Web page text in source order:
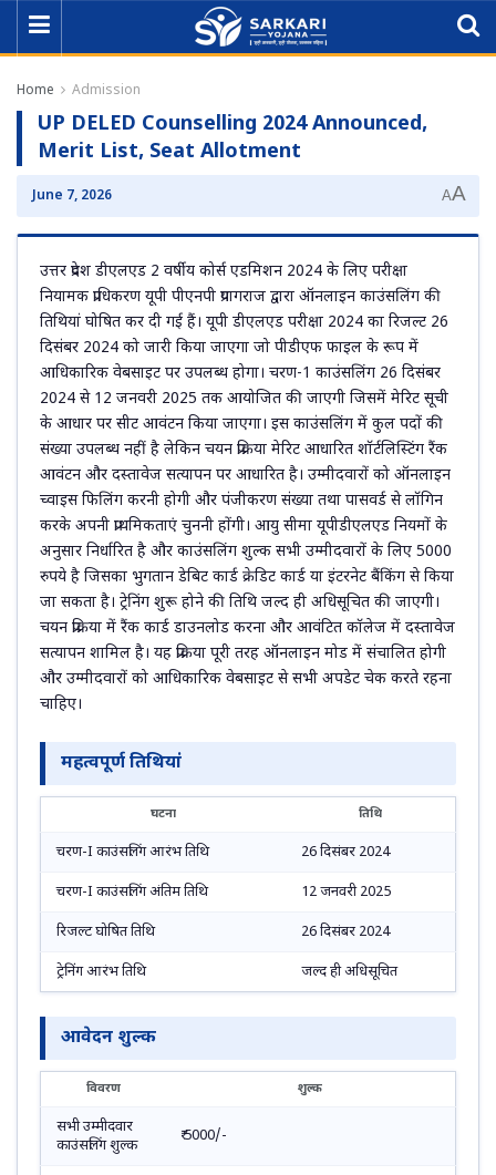
Home Admission
UP DELED Counselling 2024 Announced,
Merit List, Seat Allotment
June 7, 2026 AA
उत्तर प्रदेश डीएलएड 2 वर्षीय कोर्स एडमिशन 2024 के लिए परीक्षा
नियामक प्राधिकरण यूपी पीएनपी प्रयागराज द्वारा ऑनलाइन काउंसलिंग की
तिथियां घोषित कर दी गई हैं। यूपी डीएलएड परीक्षा 2024 का रिजल्ट 26
दिसंबर 2024 को जारी किया जाएगा जो पीडीएफ फाइल के रूप में
आधिकारिक वेबसाइट पर उपलब्ध होगा। चरण-1 काउंसलिंग 26 दिसंबर
2024 से 12 जनवरी 2025 तक आयोजित की जाएगी जिसमें मेरिट सूची
के आधार पर सीट आवंटन किया जाएगा। इस काउंसलिंग में कुल पदों की
संख्या उपलब्ध नहीं है लेकिन चयन प्रक्रिया मेरिट आधारित शॉर्टलिस्टिंग रैंक
आवंटन और दस्तावेज सत्यापन पर आधारित है। उम्मीदवारों को ऑनलाइन
च्वाइस फिलिंग करनी होगी और पंजीकरण संख्या तथा पासवर्ड से लॉगिन
करके अपनी प्राथमिकताएं चुननी होंगी। आयु सीमा यूपीडीएलएड नियमों के
अनुसार निर्धारित है और काउंसलिंग शुल्क सभी उम्मीदवारों के लिए 5000
रुपये है जिसका भुगतान डेबिट कार्ड क्रेडिट कार्ड या इंटरनेट बैंकिंग से किया
जा सकता है। ट्रेनिंग शुरू होने की तिथि जल्द ही अधिसूचित की जाएगी।
चयन प्रक्रिया में रैंक कार्ड डाउनलोड करना और आवंटित कॉलेज में दस्तावेज
सत्यापन शामिल है। यह प्रक्रिया पूरी तरह ऑनलाइन मोड में संचालित होगी
और उम्मीदवारों को आधिकारिक वेबसाइट से सभी अपडेट चेक करते रहना
चाहिए।
महत्वपूर्ण तिथियां
घटना तिथि
चरण-I काउंसलिंग आरंभ तिथि 26 दिसंबर 2024
चरण-I काउंसलिंग अंतिम तिथि 12 जनवरी 2025
रिजल्ट घोषित तिथि 26 दिसंबर 2024
ट्रेनिंग आरंभ तिथि जल्द ही अधिसूचित
आवेदन शुल्क
विवरण शुल्क
सभी उम्मीदवार
काउंसलिंग शुल्क
₹ 5000/-